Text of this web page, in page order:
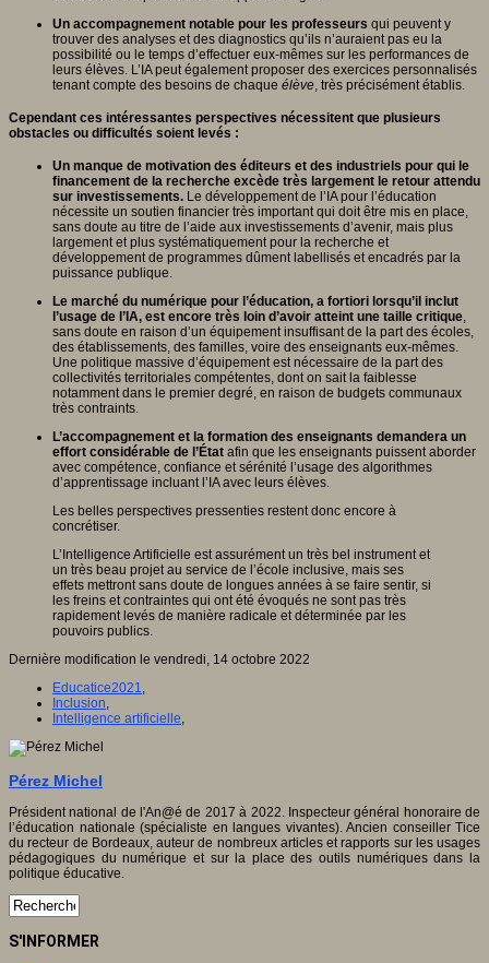
Un accompagnement notable pour les professeurs qui peuvent y
trouver des analyses et des diagnostics qu’ils n’auraient pas eu la
possibilité ou le temps d’effectuer eux-mêmes sur les performances de
leurs élèves. L’IA peut également proposer des exercices personnalisés
tenant compte des besoins de chaque élève , très précisément établis.
Cependant ces intéressantes perspectives nécessitent que plusieurs
obstacles ou difficultés soient levés :
Un manque de motivation des éditeurs et des industriels pour qui le
financement de la recherche excède très largement le retour attendu
sur investissements. Le développement de l’IA pour l’éducation
nécessite un soutien financier très important qui doit être mis en place,
sans doute au titre de l’aide aux investissements d’avenir, mais plus
largement et plus systématiquement pour la recherche et
développement de programmes dûment labellisés et encadrés par la
puissance publique.
Le marché du numérique pour l’éducation, a fortiori lorsqu’il inclut
l’usage de l’IA, est encore très loin d’avoir atteint une taille critique
sans doute en raison d’un équipement insuffisant de la part des écoles,
des établissements, des familles, voire des enseignants eux-mêmes.
Une politique massive d’équipement est nécessaire de la part des
collectivités territoriales compétentes, dont on sait la faiblesse
notamment dans le premier degré, en raison de budgets communaux
très contraints.
L’accompagnement et la formation des enseignants demandera un
effort considérable de l’État afin que les enseignants puissent aborder
avec compétence, confiance et sérénité l’usage des algorithmes
d’apprentissage incluant l’IA avec leurs élèves.
Les belles perspectives pressenties restent donc encore à
concrétiser.
L’Intelligence Artificielle est assurément un très bel instrument et
un très beau projet au service de l’école inclusive, mais ses
effets mettront sans doute de longues années à se faire sentir, si
les freins et contraintes qui ont été évoqués ne sont pas très
rapidement levés de manière radicale et déterminée par les
pouvoirs publics.
Dernière modification le vendredi, 14 octobre 2022
Educatice2021
Inclusion
Intelligence artificielle
Pérez Michel
Président national de l'An@é de 2017 à 2022. Inspecteur général honoraire de
l’éducation nationale (spécialiste en langues vivantes). Ancien conseiller Tice
du recteur de Bordeaux, auteur de nombreux articles et rapports sur les usages
pédagogiques du numérique et sur la place des outils numériques dans la
politique éducative.
S'INFORMER